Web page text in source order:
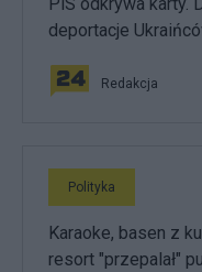
deportacje
Redakcja
Polityka
Karaoke, basen z
resort "przepalał"